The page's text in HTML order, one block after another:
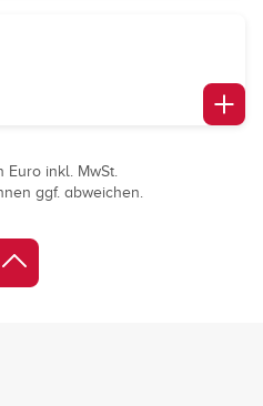
Euro inkl. MwSt.
ggf. abweichen.